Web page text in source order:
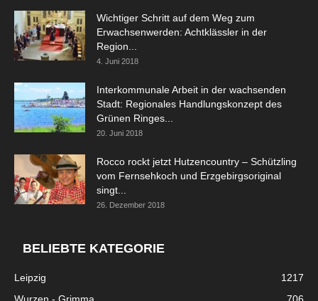
Wichtiger Schritt auf dem Weg zum
Erwachsenwerden: Achtklässler in der
Region...
4. Juni 2018
Interkommunale Arbeit in der wachsenden
Stadt: Regionales Handlungskonzept des
Grünen Ringes...
20. Juni 2018
Rocco rockt jetzt Hutzencountry – Schützling
vom Fernsehkoch und Erzgebirgsoriginal
singt...
26. Dezember 2018
BELIEBTE KATEGORIE
Leipzig
1217